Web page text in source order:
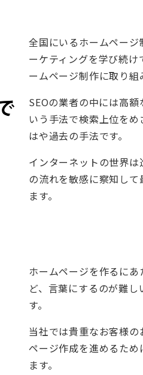
全国にいるホームペー
ーケティングを学び続
ームページ制作に取り組
SEOの業者の中には高
いう手法で検索上位を
はや過去の手法です。
インターネットの世界
の流れを敏感に察知し
ます。
ホームページを作るに
ど、言葉にするのが難
す。
当社では貴重なお客様
ページ作成を進めるた
ます。